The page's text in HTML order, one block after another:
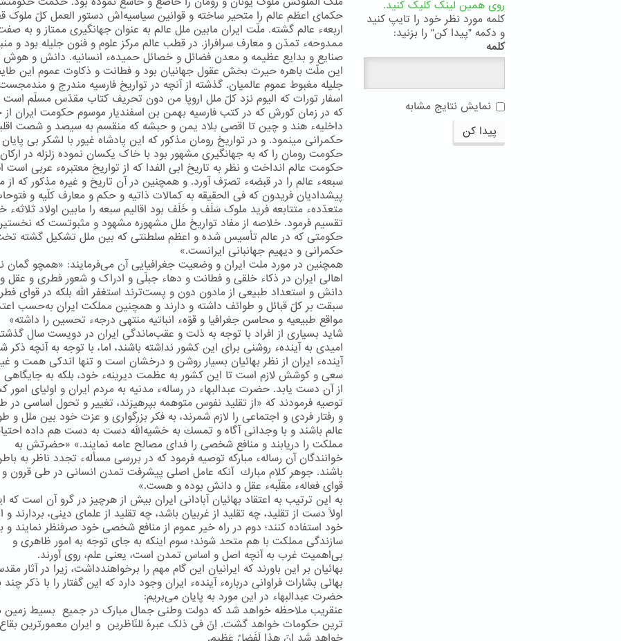
حکمای اعظم عالم را متحیر ساخته و قوانین سیاسیه‌اش دستور العمل کلّ ملوک
اربعهء عالم گشته. ملّت ایران مابین ملل عالم به عنوان جهانگیری ممتاز و به
ممدوحهء تمدّن و معارف سرافراز. در قطب عالم مرکز علوم و فنون جلیله بود و
صنایع و بدایع عظیمه و معدن فضائل و خصائل حمیدهء انسانیه. دانش و هوش
این ملّت باهره حیرت بخش عقول جهانیان بود و فطانت و ذکاوت عموم این
جلیله مغبوط عموم عالمیان. گذشته از آنچه در تواریخ فارسیه مندرج و
اسفار تورات که الیوم نزد کلّ ملل اروپا من دون تحریف کتاب مقدّس مسلّم است
که در زمان کورش که در کتب فارسیه بهمن بن اسفندیار موسوم حکومت ایران
داخلیهء هند و چین تا اقصی بلاد یمن و حبشه که منقسم به سیصد و شصت
حکمرانی مینمود. و در تواریخ رومان مذکور که این پادشاه غیور با لشکر بی پایان
حکومت رومان را که به جهانگیری مشهور بود با خاک یکسان نموده زلزله در
حکومت عالم انداخت و نظر به تاریخ ابی الفدا که از تواریخ معتبرهء عربی است
سبعهء عالم را در قبضهء تصرّف آورد. و همچنین در آن تاریخ و غیره مذکور که از
پیشدادیان فریدون که فی الحقیقه به کمالات ذاتیه و حکم و معارف کلّیه و
متعدّدهء متتابعه فرید ملوک سَلَف و خَلَف بود اقالیم سبعه را مابین اولاد ثلاثهء
تقسیم فرمود. خلاصه از مفاد تواریخ ملل مشهوره مشهود و مثبوتست که
حکومتی که در عالم تأسیس شده و اعظم سلطنتی که بین ملل تشکیل گشته
حکمرانی و دیهیم جهانبانی ایرانست.»
همچنین در مورد ملت ایران و وضعیت جغرافیایی آن می‌فرمایند: «همچو گمان
اهالی ایران در ذکاء خلقی و فطانت و دهاء جبلّی و ادراک و شعور فطری و عقل
دانش و استعداد طبیعی از مادون دون و پست‌ترند استغفر اللّه بلکه در قوای
سبقت بر کلّ قبائل و طوائف داشته و دارند و همچنین مملکت ایران به‌حسب
مواقع طبیعیه و محاسن جغرافیا و قوّهء انباتیه منتهی درجهء تحسین را داشته»
شاید بسیاری از افراد با توجه به ذلت و عقب‌ماندگی ایران در دویست سال
امیدی به آیندهء روشنی برای این كشور نداشته باشند، اما، با توجه به آنچه ذكر
آیندهء ایران از نظر بهائیان بسیار روشن و درخشان است و تنها اندكی همت و
سعی و كوشش لازم است تا این كشور به عظمت دیرینهء خود، بلكه به جایگاهی
از آن دست یابد. حضرت عبدالبهاء در رسالهء مدنیه به مردم ایران و اولیای امور
توصیه فرمودند كه «از تقلید نفوس متوهمه بپرهیزند، تغییر و تحول اساسی در
و رفتار فردی و اجتماعی را لازم شمرند، به فكر بزرگواری و عزت خود بین ملل و
عالم باشند و با وجدانی آگاه و تمسك به خشیه‌الله دست به دست هم داده
مملكت را دریابند و منافع شخصی را فدای مصالح عامه نمایند.» «حضرتش به
خوانندگان آن رسالهء مباركه توصیه فرمود كه در بررسی مسألهء تجدد ناظر به
باشند. جوهر كلام مبارك آنكه عامل اصلی پیشرفت تمدن انسانی در طی قرون و
قوای فعالهء مقلّبهء عقل و دانش بوده و هست.»
به این ترتیب به اعتقاد بهائیان آبادانی ایران بیش از هرچیز در گرو آن است كه
اولاً دست از تقلید، چه تقلید از غربیان باشد، چه تقلید از علمای دینی، بردارند و
خود استفاده كنند؛ دوم در راه خیر عموم از منافع شخصی خود صرفنظر نمایند و
سازندگی مملكت با هم متحد شوند؛ سوم اینكه به جای توجه به امور ظاهری و
بی‌اهمیت غرب به آنچه اصل و اساس تمدن است، یعنی علم، روی آورند.
بهائیان بر این باورند كه ایرانیان این گام مهم را برخواهندداشت، زیرا در آثار
بهائی بشارات فراوانی دربارهء آیندهء ایران وجود دارد كه این گفتار را با ذكر چند
حضرت عبدالبهاء در این مورد به پایان می‌بریم:
عنقریب ملاحظه خواهد شد که دولت وطنی جمال مبارک در جمیع بسیط زمین
ترین حکومات خواهد گشت. اِنّ فی ذلک عبرهً للنّاظرین و ایران معمورترین
روی همین لینک کلیک کنید.
کلمه مورد نظر خود را تایپ کنید
و دکمه "پیدا کن" را بزنید:
کلمه
نمایش نتایج مشابه
پیدا کن